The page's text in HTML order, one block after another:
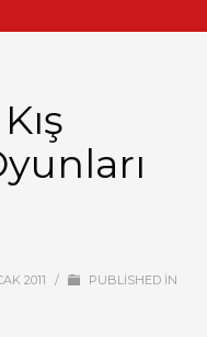
2011 /
PUBLISHED IN